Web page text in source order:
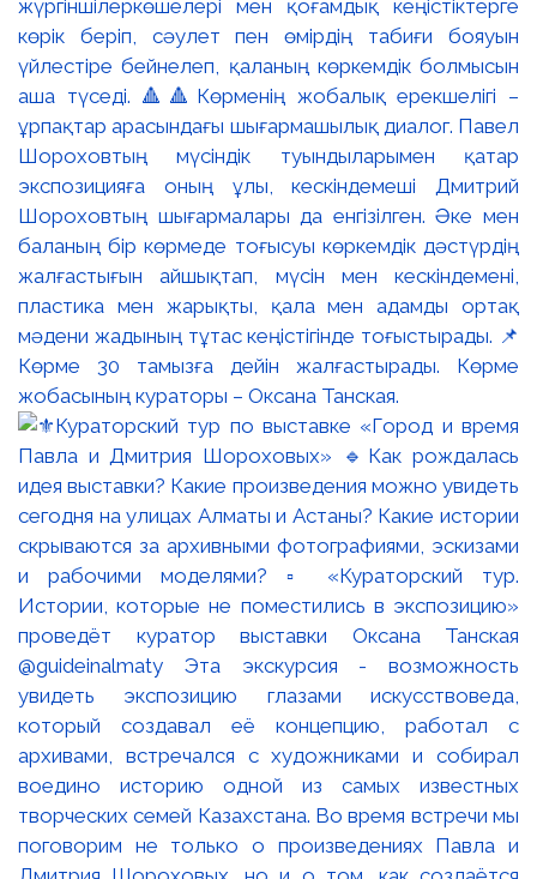
жүргіншілеркөшелері мен қоғамдық кеңістіктерге
көрік беріп, сәулет пен өмірдің табиғи бояуын
үйлестіре бейнелеп, қаланың көркемдік болмысын
аша түседі. 🔺🔺Көрменің жобалық ерекшелігі –
ұрпақтар арасындағы шығармашылық диалог. Павел
Шороховтың мүсіндік туындыларымен қатар
экспозицияға оның ұлы, кескіндемеші Дмитрий
Шороховтың шығармалары да енгізілген. Әке мен
баланың бір көрмеде тоғысуы көркемдік дәстүрдің
жалғастығын айшықтап, мүсін мен кескіндемені,
пластика мен жарықты, қала мен адамды ортақ
мәдени жадының тұтас кеңістігінде тоғыстырады. 📌
Көрме 30 тамызға дейін жалғастырады. Көрме
жобасының кураторы – Оксана Танская.